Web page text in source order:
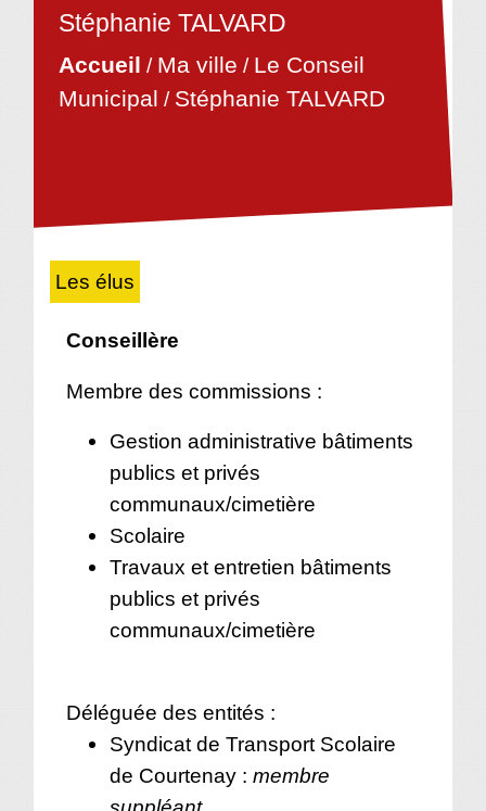
Stéphanie TALVARD
Accueil / Ma ville / Le Conseil
Municipal / Stéphanie TALVARD
Les élus
Conseillère
Membre des commissions :
Gestion administrative bâtiments
publics et privés
communaux/cimetière
Scolaire
Travaux et entretien bâtiments
publics et privés
communaux/cimetière
Déléguée des entités :
Syndicat de Transport Scolaire
de Courtenay :membre